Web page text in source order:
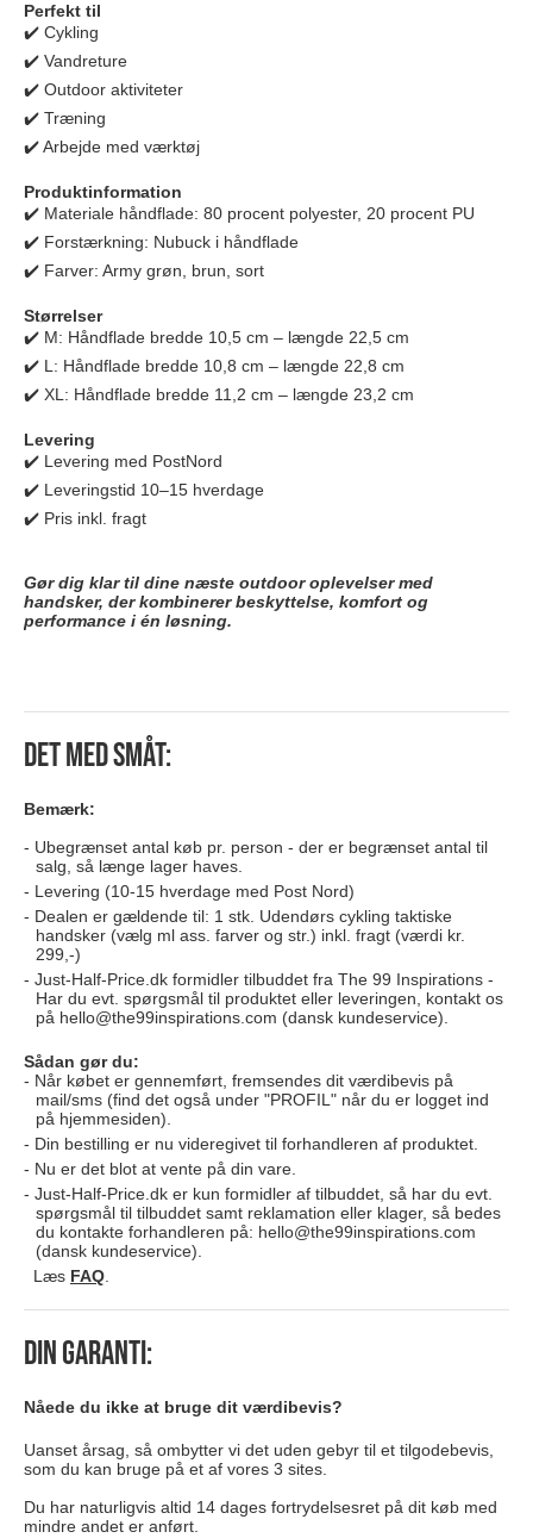
Perfekt til
✔️ Cykling
✔️ Vandreture
✔️ Outdoor aktiviteter
✔️ Træning
✔️ Arbejde med værktøj
Produktinformation
✔️ Materiale håndflade: 80 procent polyester, 20 procent PU
✔️ Forstærkning: Nubuck i håndflade
✔️ Farver: Army grøn, brun, sort
Størrelser
✔️ M: Håndflade bredde 10,5 cm – længde 22,5 cm
✔️ L: Håndflade bredde 10,8 cm – længde 22,8 cm
✔️ XL: Håndflade bredde 11,2 cm – længde 23,2 cm
Levering
✔️ Levering med PostNord
✔️ Leveringstid 10–15 hverdage
✔️ Pris inkl. fragt
Gør dig klar til dine næste outdoor oplevelser med
handsker, der kombinerer beskyttelse, komfort og
performance i én løsning.
Det med småt:
Bemærk:
Ubegrænset antal køb pr. person - der er begrænset antal til
salg, så længe lager haves.
Levering (10-15 hverdage med Post Nord)
Dealen er gældende til: 1 stk. Udendørs cykling taktiske
handsker (vælg ml ass. farver og str.) inkl. fragt (værdi kr.
299,-)
Just-Half-Price.dk formidler tilbuddet fra The 99 Inspirations -
Har du evt. spørgsmål til produktet eller leveringen, kontakt os
på hello@the99inspirations.com (dansk kundeservice).
Sådan gør du:
Når købet er gennemført, fremsendes dit værdibevis på
mail/sms (find det også under "PROFIL" når du er logget ind
på hjemmesiden).
Din bestilling er nu videregivet til forhandleren af produktet.
Nu er det blot at vente på din vare.
Just-Half-Price.dk er kun formidler af tilbuddet, så har du evt.
spørgsmål til tilbuddet samt reklamation eller klager, så bedes
du kontakte forhandleren på: hello@the99inspirations.com
(dansk kundeservice).
Læs FAQ.
Din garanti:
Nåede du ikke at bruge dit værdibevis?
Uanset årsag, så ombytter vi det uden gebyr til et tilgodebevis,
som du kan bruge på et af vores 3 sites.
Du har naturligvis altid 14 dages fortrydelsesret på dit køb med
mindre andet er anført.